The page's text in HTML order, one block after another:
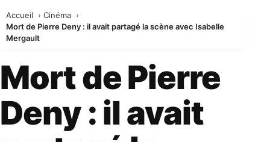
Accueil
Cinéma
Mort de Pierre Deny : il avait partagé la scène avec Isabelle
Mergault
Mort de Pierre
Deny : il avait